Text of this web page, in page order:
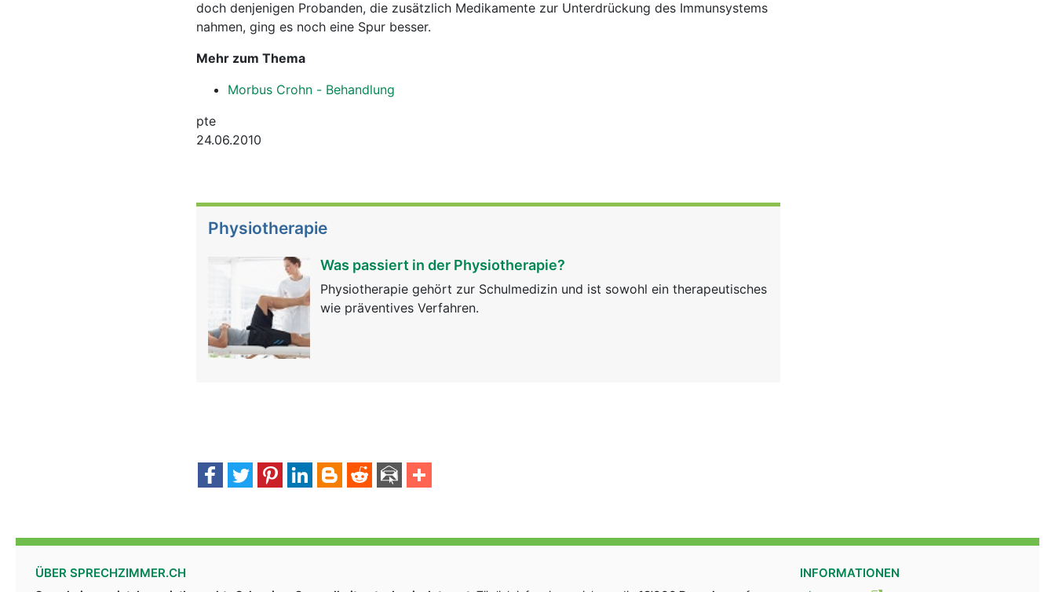
doch denjenigen Probanden, die zusätzlich Medikamente zur Unterdrückung des Immunsystems
nahmen, ging es noch eine Spur besser.
Mehr zum Thema
Morbus Crohn - Behandlung
pte
24.06.2010
Physiotherapie
Was passiert in der Physiotherapie?
Physiotherapie gehört zur Schulmedizin und ist sowohl ein therapeutisches
wie präventives Verfahren.
ÜBER SPRECHZIMMER.CH INFORMATIONEN